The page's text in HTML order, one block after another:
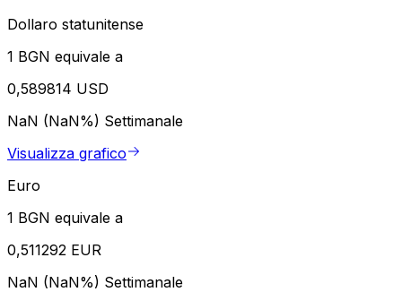
Dollaro statunitense
1 BGN equivale a
0,589814 USD
NaN (NaN%) Settimanale
Visualizza grafico
Euro
1 BGN equivale a
0,511292 EUR
NaN (NaN%) Settimanale